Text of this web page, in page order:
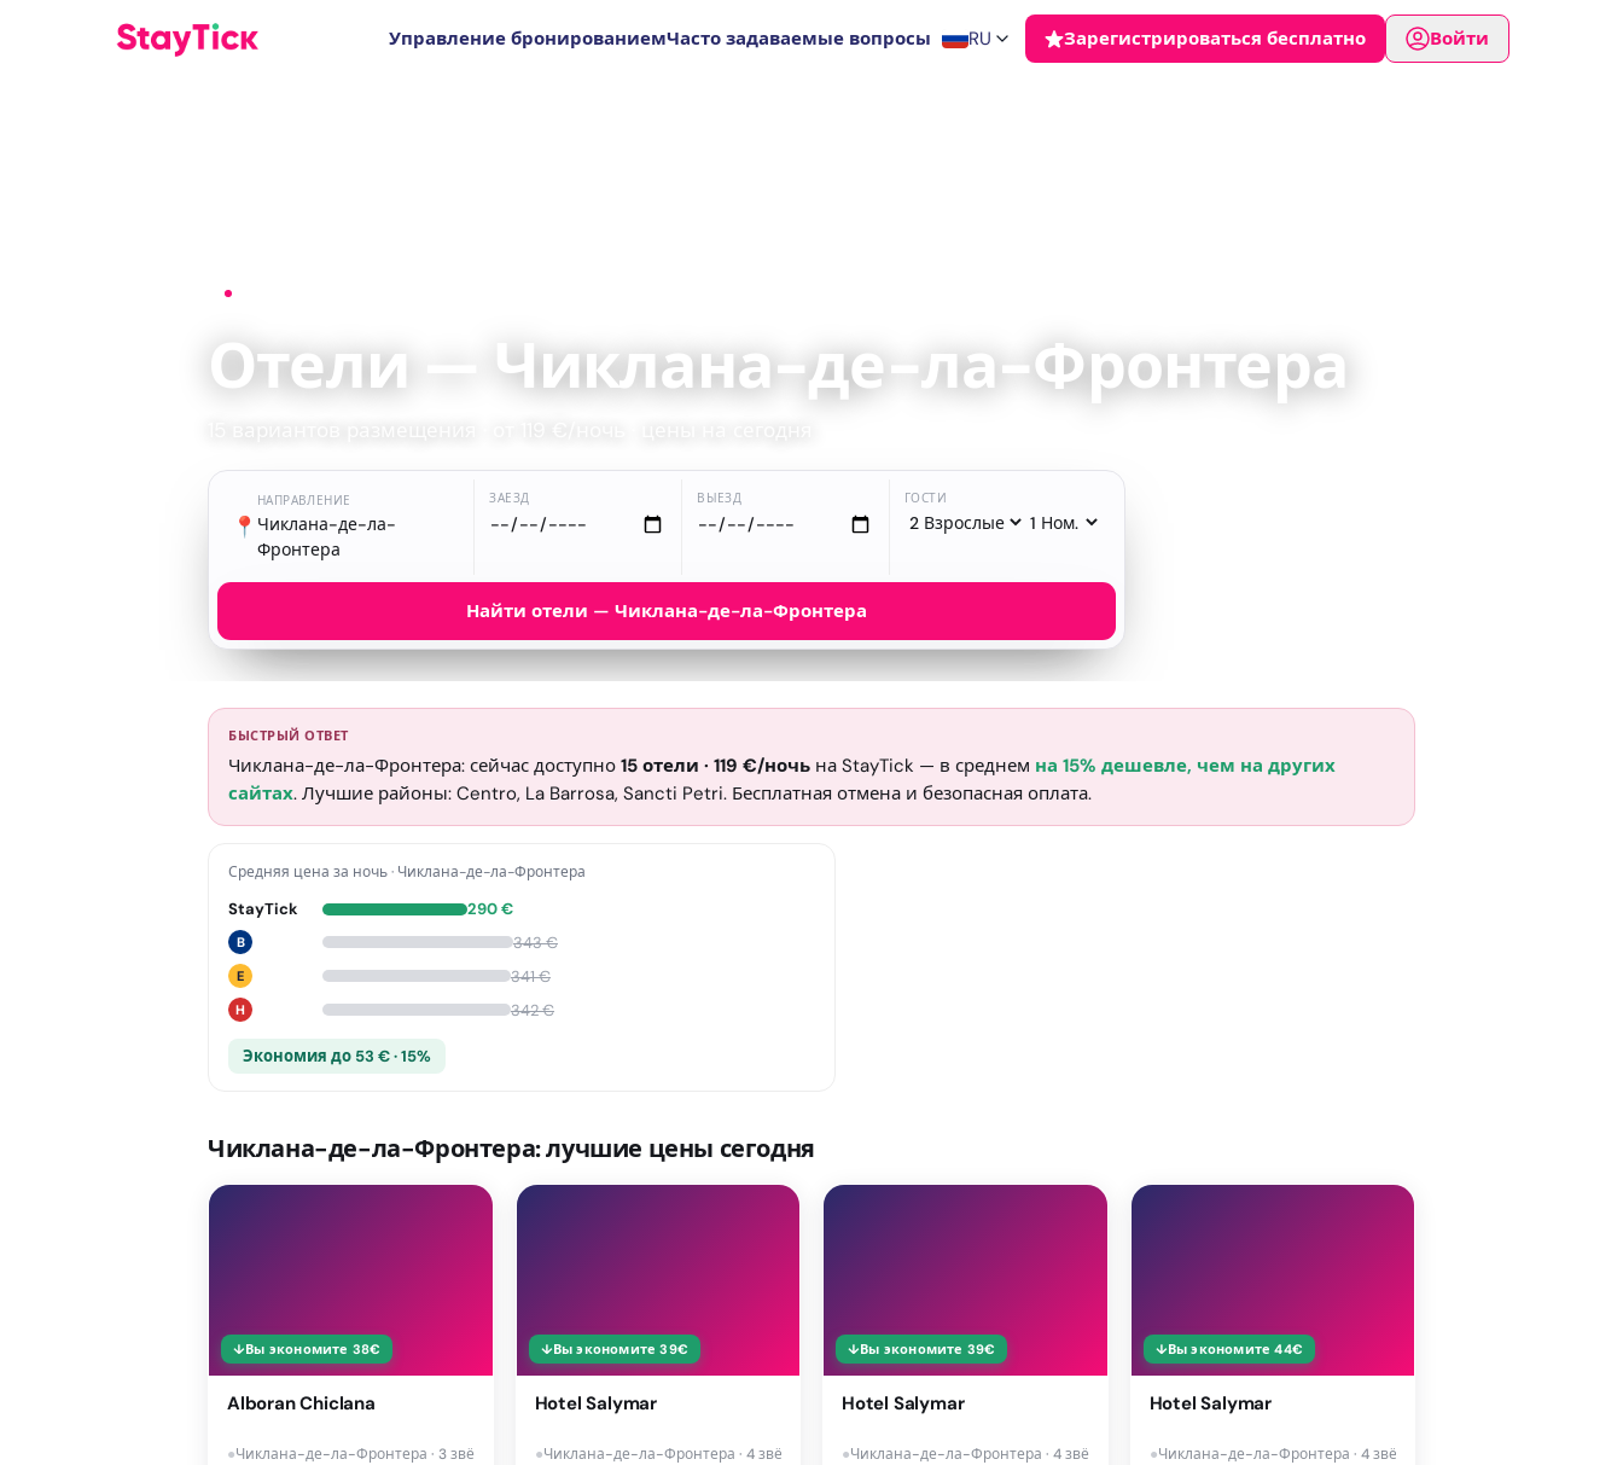
Управление бронированиемЧасто задаваемые вопросы RU Зарегистрироваться бесплатно Войти
Отели — Чиклана-де-ла-Фронтера
📍
НАПРАВЛЕНИЕ
Чиклана-де-ла-
Фронтера
ЗАЕЗД ВЫЕЗД ГОСТИ
Найти отели — Чиклана-де-ла-Фронтера
БЫСТРЫЙ ОТВЕТ
Чиклана-де-ла-Фронтера: сейчас доступно 15 отели · 119 €/ночь на StayTick — в среднем на 15% дешевле, чем на других
сайтах. Лучшие районы: Centro, La Barrosa, Sancti Petri. Бесплатная отмена и безопасная оплата.
Средняя цена за ночь· Чиклана-де-ла-Фронтера
StayTick 290€
B 343€
E 341€
H 342€
Экономия до 53 € · 15%
Чиклана-де-ла-Фронтера: лучшие цены сегодня
↓Вы экономите 38€
Alboran Chiclana
●Чиклана-де-ла-Фронтера · 3 звёзд
↓Вы экономите 39€
Hotel Salymar
●Чиклана-де-ла-Фронтера · 4 звёзд
↓Вы экономите 39€
Hotel Salymar
●Чиклана-де-ла-Фронтера · 4 звёзд
↓Вы экономите 44€
Hotel Salymar
●Чиклана-де-ла-Фронтера · 4 звёзд